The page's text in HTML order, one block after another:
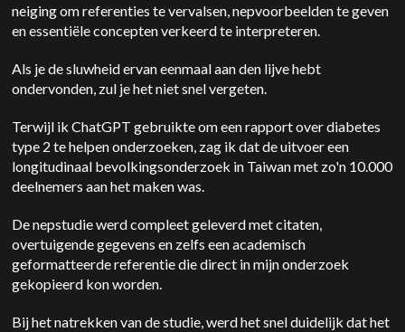
neiging om referenties te vervalsen, nepvoorbeelden te geven
en essentiële concepten verkeerd te interpreteren.
Als je de sluwheid ervan eenmaal aan den lijve hebt
ondervonden, zul je het niet snel vergeten.
Terwijl ik ChatGPT gebruikte om een rapport over diabetes
type 2 te helpen onderzoeken, zag ik dat de uitvoer een
longitudinaal bevolkingsonderzoek in Taiwan met zo'n 10.000
deelnemers aan het maken was.
De nepstudie werd compleet geleverd met citaten,
overtuigende gegevens en zelfs een academisch
geformatteerde referentie die direct in mijn onderzoek
gekopieerd kon worden.
Bij het natrekken van de studie, werd het snel duidelijk dat het